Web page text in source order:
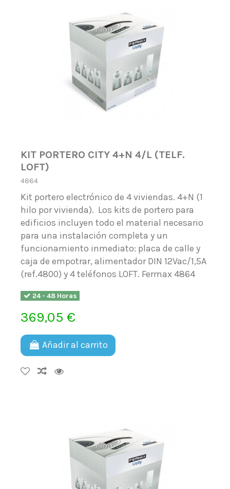
KIT PORTERO CITY 4+N 4/L (TELF.
LOFT)
4864
Kit portero electrónico de 4 viviendas. 4+N (1
hilo por vivienda). Los kits de portero para
edificios incluyen todo el material necesario
para una instalación completa y un
funcionamiento inmediato: placa de calle y
caja de empotrar, alimentador DIN 12Vac/1,5A
(ref.4800) y 4 teléfonos LOFT. Fermax 4864
24 - 48 Horas
369,05 €
Añadir al carrito